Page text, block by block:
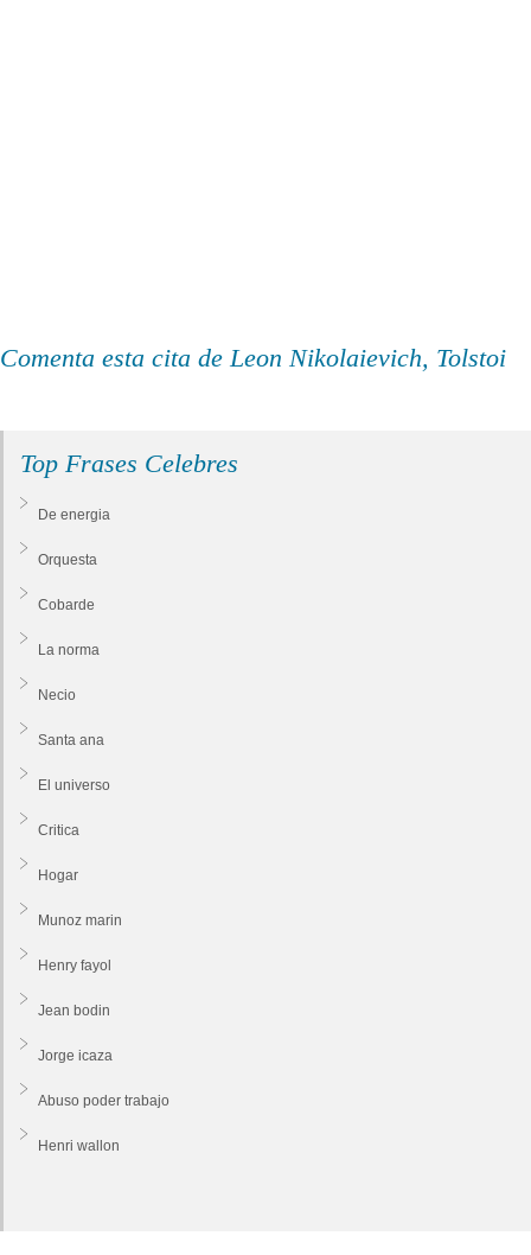
Comenta esta cita de Leon Nikolaievich, Tolstoi
Top Frases Celebres
De energia
Orquesta
Cobarde
La norma
Necio
Santa ana
El universo
Critica
Hogar
Munoz marin
Henry fayol
Jean bodin
Jorge icaza
Abuso poder trabajo
Henri wallon